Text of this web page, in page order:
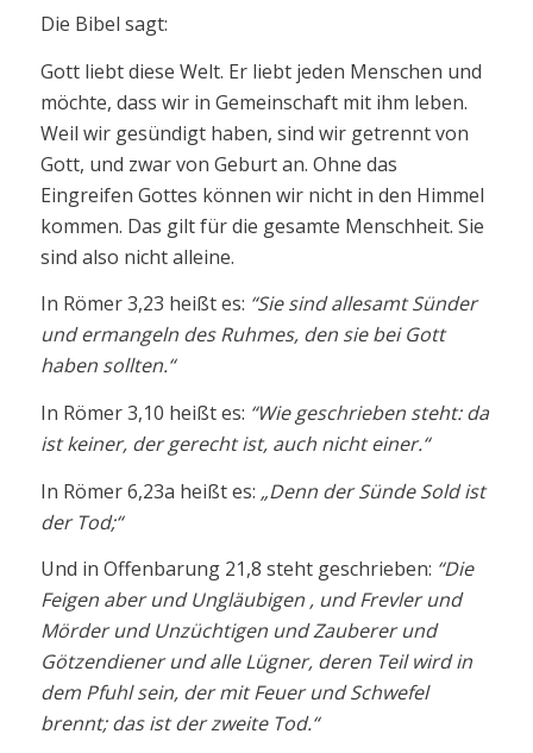
Die Bibel sagt:
Gott liebt diese Welt. Er liebt jeden Menschen und
möchte, dass wir in Gemeinschaft mit ihm leben.
Weil wir gesündigt haben, sind wir getrennt von
Gott, und zwar von Geburt an. Ohne das
Eingreifen Gottes können wir nicht in den Himmel
kommen. Das gilt für die gesamte Menschheit. Sie
sind also nicht alleine.
In Römer 3,23 heißt es: “Sie sind allesamt Sünder
und ermangeln des Ruhmes, den sie bei Gott
haben sollten.“
In Römer 3,10 heißt es: “Wie geschrieben steht: da
ist keiner, der gerecht ist, auch nicht einer.“
In Römer 6,23a heißt es: „Denn der Sünde Sold ist
der Tod;“
Und in Offenbarung 21,8 steht geschrieben: “Die
Feigen aber und Ungläubigen , und Frevler und
Mörder und Unzüchtigen und Zauberer und
Götzendiener und alle Lügner, deren Teil wird in
dem Pfuhl sein, der mit Feuer und Schwefel
brennt; das ist der zweite Tod.“